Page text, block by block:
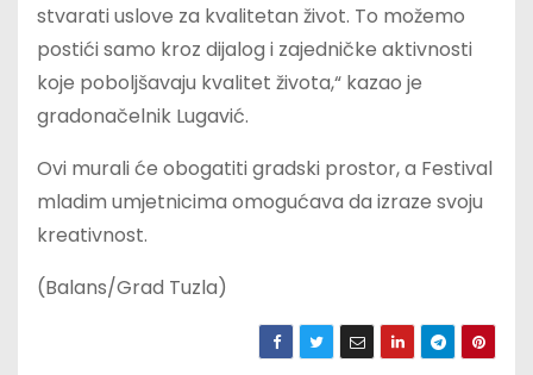
stvarati uslove za kvalitetan život. To možemo
postići samo kroz dijalog i zajedničke aktivnosti
koje poboljšavaju kvalitet života,“ kazao je
gradonačelnik Lugavić.
Ovi murali će obogatiti gradski prostor, a Festival
mladim umjetnicima omogućava da izraze svoju
kreativnost.
(Balans/Grad Tuzla)